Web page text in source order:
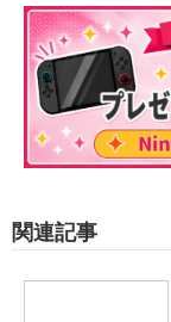
関連記事